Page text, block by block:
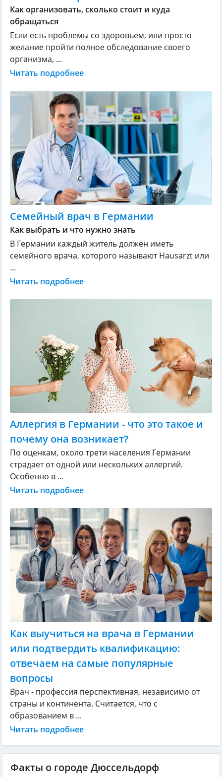
Как организовать, сколько стоит и куда
обращаться
Если есть проблемы со здоровьем, или просто
желание пройти полное обследование своего
организма, ...
Читать подробнее
Семейный врач в Германии
Как выбрать и что нужно знать
В Германии каждый житель должен иметь
семейного врача, которого называют Hausarzt или
...
Читать подробнее
Аллергия в Германии - что это такое и
почему она возникает?
По оценкам, около трети населения Германии
страдает от одной или нескольких аллергий.
Особенно в ...
Читать подробнее
Как выучиться на врача в Германии
или подтвердить квалификацию:
отвечаем на самые популярные
вопросы
Врач - профессия перспективная, независимо от
страны и континента. Считается, что с
образованием в ...
Читать подробнее
Факты о городе Дюссельдорф